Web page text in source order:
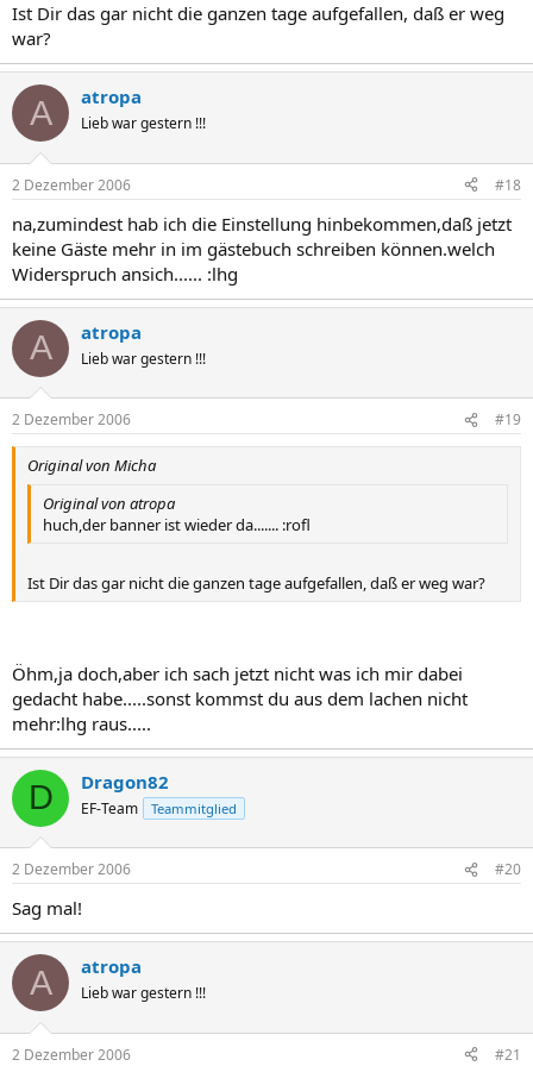
Ist Dir das gar nicht die ganzen tage aufgefallen, daß er weg
war?
A atropa
Lieb war gestern !!!
2 Dezember 2006 #18
na,zumindest hab ich die Einstellung hinbekommen,daß jetzt
keine Gäste mehr in im gästebuch schreiben können.welch
Widerspruch ansich...... :lhg
A atropa
Lieb war gestern !!!
2 Dezember 2006 #19
Original von Micha
Original von atropa
huch,der banner ist wieder da....... :rofl
Ist Dir das gar nicht die ganzen tage aufgefallen, daß er weg war?
Öhm,ja doch,aber ich sach jetzt nicht was ich mir dabei
gedacht habe.....sonst kommst du aus dem lachen nicht
mehr:lhg raus.....
D Dragon82
EF-Team Teammitglied
2 Dezember 2006 #20
Sag mal!
A atropa
Lieb war gestern !!!
2 Dezember 2006 #21